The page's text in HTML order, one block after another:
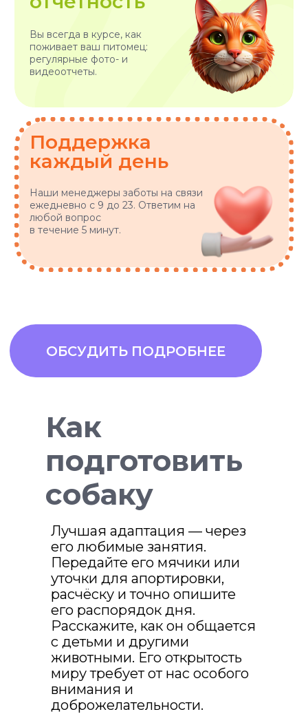
Как
подготовить
собаку
Лучшая адаптация — через
его любимые занятия.
Передайте его мячики или
уточки для апортировки,
расчёску и точно опишите
его распорядок дня.
Расскажите, как он общается
с детьми и другими
животными. Его открытость
миру требует от нас особого
внимания и
доброжелательности.